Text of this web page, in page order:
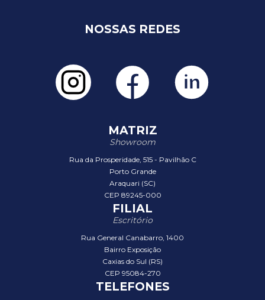
NOSSAS REDES
MATRIZ
Showroom
Rua da Prosperidade, 515 - Pavilhão C
Porto Grande
Araquari (SC)
CEP 89245-000
FILIAL
Escritório
Rua General Canabarro, 1400
Bairro Exposição
Caxias do Sul (RS)
CEP 95084-270
TELEFONES